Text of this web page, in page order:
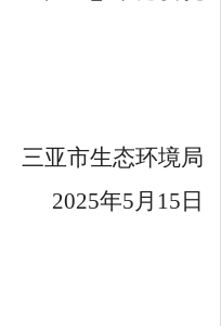
三亚市生态环境局
2025年5 月 15 日